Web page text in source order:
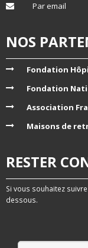
Par email
NOS
Fondation
Fondation
Association
Maisons de
RESTER
Si vous souhaitez
dessous.